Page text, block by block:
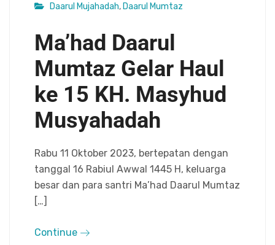
Daarul Mujahadah, Daarul Mumtaz
Ma’had Daarul
Mumtaz Gelar Haul
ke 15 KH. Masyhud
Musyahadah
Rabu 11 Oktober 2023, bertepatan dengan
tanggal 16 Rabiul Awwal 1445 H, keluarga
besar dan para santri Ma’had Daarul Mumtaz
[…]
Continue